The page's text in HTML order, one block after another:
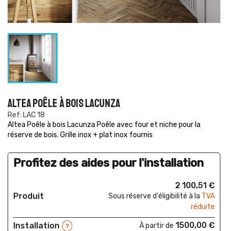
ALTEA POÊLE À BOIS LACUNZA
Ref: LAC 18
Altea Poêle à bois Lacunza Poêle avec four et niche pour la
réserve de bois. Grille inox + plat inox fournis
Profitez des aides pour l'installation
Produit
2 100,51 €
Sous réserve d'éligibilité à la TVA
réduite
Installation ? À partir de 1500,00 €